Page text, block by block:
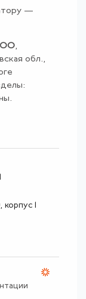
—
,
обл.,
1